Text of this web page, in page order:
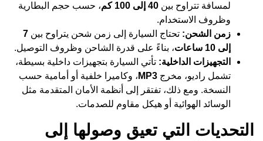
لمسافة تتراوح بين 40 إلى 100 كم
، حسب حجم البطارية
وظروف الاستخدام.
زمن الشحن: تحتاج السيارة إلى زمن شحن يتراوح بين 7
إلى 10 ساعات
، بناءً على قدرة الشاحن وظروف التوصيل.
التجهيزات الداخلية: تأتي السيارة بتجهيزات داخلية بسيطة،
تشمل راديو، مخرج MP3 ، وكاميرا خلفية أو أمامية حسب
النسخة. ومع ذلك، تفتقر إلى أنظمة الأمان المتقدمة مثل
الوسائد الهوائية أو هيكل مقاوم للصدمات.
التحديات التي تعيق وصولها إلى